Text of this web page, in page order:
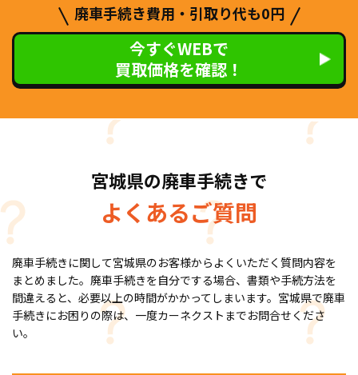
廃車手続き費用・引取り代も0円
今すぐWEBで
買取価格を確認！
宮城県の廃車手続きで
よくあるご質問
廃車手続きに関して宮城県のお客様からよくいただく質問内容を
まとめました。廃車手続きを自分でする場合、書類や手続方法を
間違えると、必要以上の時間がかかってしまいます。宮城県で廃車
手続きにお困りの際は、一度カーネクストまでお問合せくださ
い。